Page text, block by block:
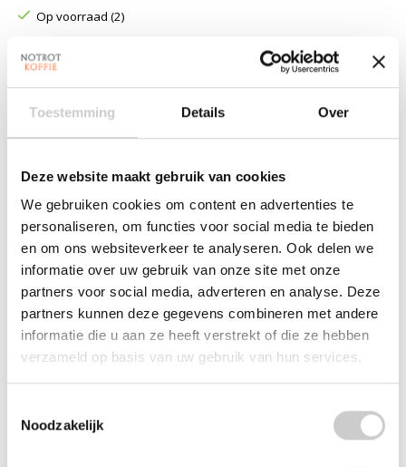
Toestemming Details Over
Deze website maakt gebruik van cookies
We gebruiken cookies om content en advertenties te
personaliseren, om functies voor social media te bieden
en om ons websiteverkeer te analyseren. Ook delen we
informatie over uw gebruik van onze site met onze
partners voor social media, adverteren en analyse. Deze
partners kunnen deze gegevens combineren met andere
informatie die u aan ze heeft verstrekt of die ze hebben
verzameld op basis van uw gebruik van hun services.
Noodzakelijk
Op voorraad (2)
Maak een keuze:
Toevoegen aan winkelwagen
Aan verlanglijst toevoegen
Plaats bestelling
Toevoegen om te vergelijken